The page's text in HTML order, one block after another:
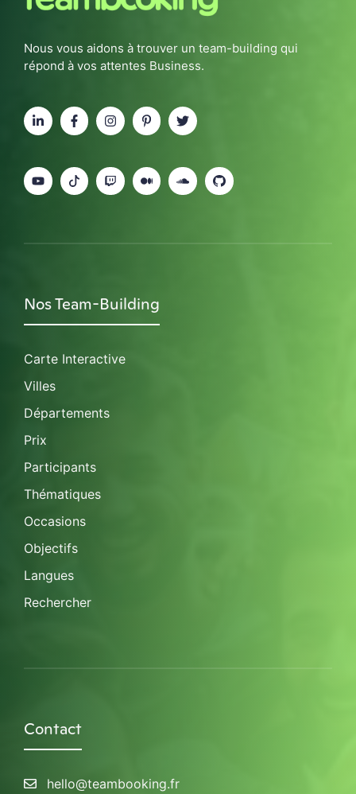
Nous vous aidons à trouver un team-building qui
répond à vos attentes Business.
Nos Team-Building
Carte Interactive
Villes
Départements
Prix
Participants
Thématiques
Occasions
Objectifs
Langues
Rechercher
Contact
hello@teambooking.fr